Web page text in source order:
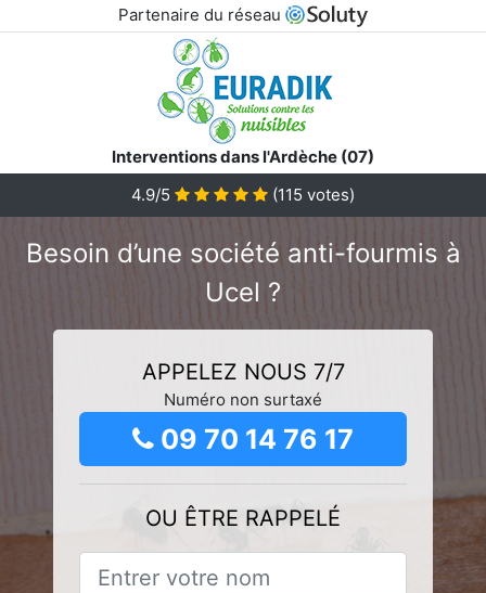
Partenaire du réseau
Interventions dans l'Ardèche (07)
4.9/5
(115 votes)
Besoin d’une société anti-fourmis à
Ucel ?
APPELEZ NOUS 7/7
Numéro non surtaxé
09 70 14 76 17
OU ÊTRE RAPPELÉ